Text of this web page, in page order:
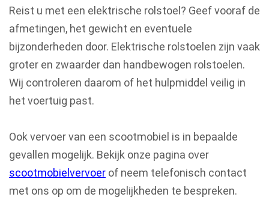
Reist u met een elektrische rolstoel? Geef vooraf de
afmetingen, het gewicht en eventuele
bijzonderheden door. Elektrische rolstoelen zijn vaak
groter en zwaarder dan handbewogen rolstoelen.
Wij controleren daarom of het hulpmiddel veilig in
het voertuig past.
Ook vervoer van een scootmobiel is in bepaalde
gevallen mogelijk. Bekijk onze pagina over
scootmobielvervoer of neem telefonisch contact
met ons op om de mogelijkheden te bespreken.